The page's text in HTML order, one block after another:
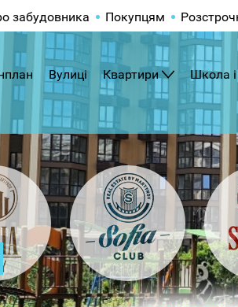
забудовника Покупцям
Вулиці Квартири Школа